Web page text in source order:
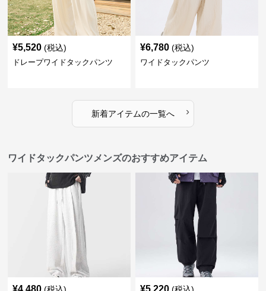
¥5,520 (税込)
ドレープワイドタックパンツ
¥6,780 (税込)
ワイドタックパンツ
新着アイテムの一覧へ ›
ワイドタックパンツメンズのおすすめアイテム
¥4,480 ¥5,220